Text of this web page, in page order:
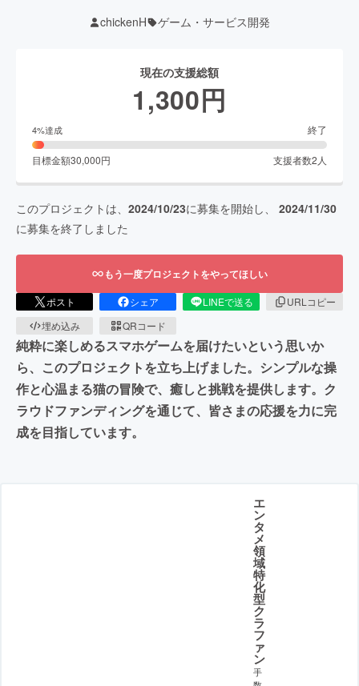
chickenH ゲーム・サービス開発
現在の支援総額
1,300円
4%達成 終了
目標金額30,000円 支援者数2 人
このプロジェクトは、 2024/10/23に募集を開始し、 2024/11/30
に募集を終了しました
もう一度プロジェクトをやってほしい
ポスト シェア LINEで送る
URLコピー
埋め込み
QRコード
純粋に楽しめるスマホゲームを届けたいという思いか
ら、このプロジェクトを立ち上げました。シンプルな操
作と心温まる猫の冒険で、癒しと挑戦を提供します。ク
ラウドファンディングを通じて、皆さまの応援を力に完
成を目指しています。
エ
ン
タ
メ
領
域
特
化
型
ク
ラ
フ
ァ
ン
手